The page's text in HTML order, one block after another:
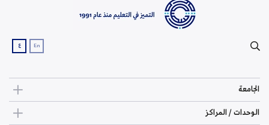
En ع
الجامعة
الوحدات / المراكز